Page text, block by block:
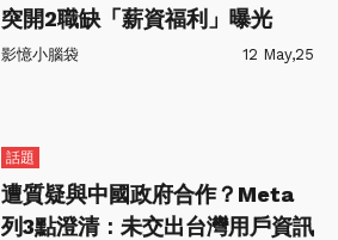
突開2職缺「薪資福利」曝光
影憶小腦袋 12 May,25
話題
遭質疑與中國政府合作？Meta
列3點澄清：未交出台灣用戶資訊